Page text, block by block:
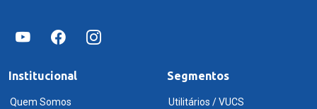
Institucional
Quem Somos
Segmentos
Utilitários / VUCS